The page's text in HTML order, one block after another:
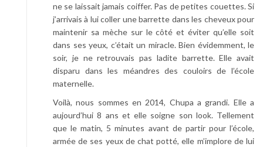
ne se laissait jamais coiffer. Pas de petites couettes. Si
j’arrivais à lui coller une barrette dans les cheveux pour
maintenir sa mèche sur le côté et éviter qu’elle soit
dans ses yeux, c’était un miracle. Bien évidemment, le
soir, je ne retrouvais pas ladite barrette. Elle avait
disparu dans les méandres des couloirs de l’école
maternelle.
Voilà, nous sommes en 2014, Chupa a grandi. Elle a
aujourd’hui 8 ans et elle soigne son look. Tellement
que le matin, 5 minutes avant de partir pour l’école,
armée de ses yeux de chat potté, elle m’implore de lui